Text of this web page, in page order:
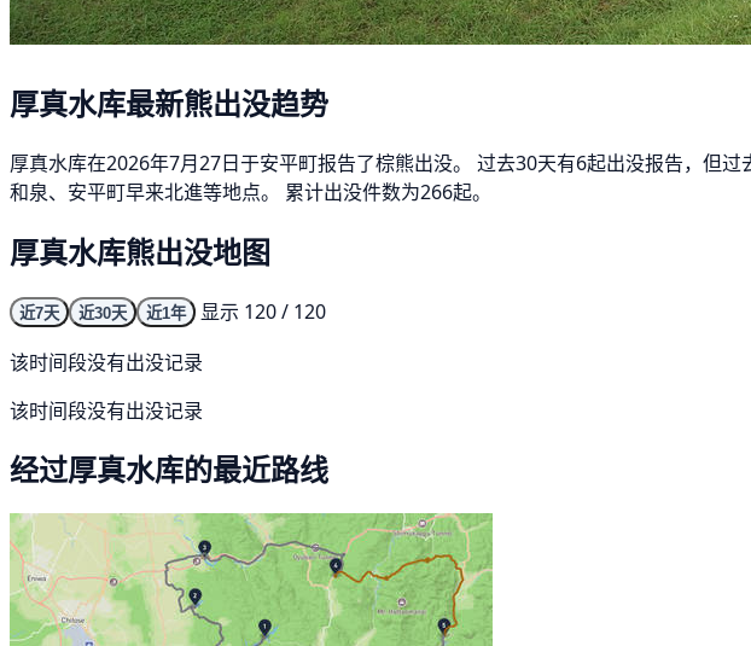
厚真水库最新熊出没趋势
厚真水库在2026年7月27日于安平町报告了棕熊出没。 过去30天有6起出没报告，但
和泉、安平町早来北進等地点。 累计出没件数为266起。
厚真水库熊出没地图
近7天 近30天 近1年
显示 120 / 120
该时间段没有出没记录
该时间段没有出没记录
经过厚真水库的最近路线